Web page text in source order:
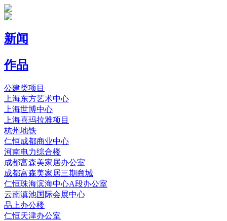
新闻
作品
公建类项目
上海东方艺术中心
上海世博中心
上海喜玛拉雅项目
杭州地铁
仁恒成都商业中心
河南电力综合楼
成都富森美家居办公室
成都富森美家居三期商城
仁恒珠海滨海中心A段办公室
云南滇池国际会展中心
品上办公楼
仁恒天津办公室